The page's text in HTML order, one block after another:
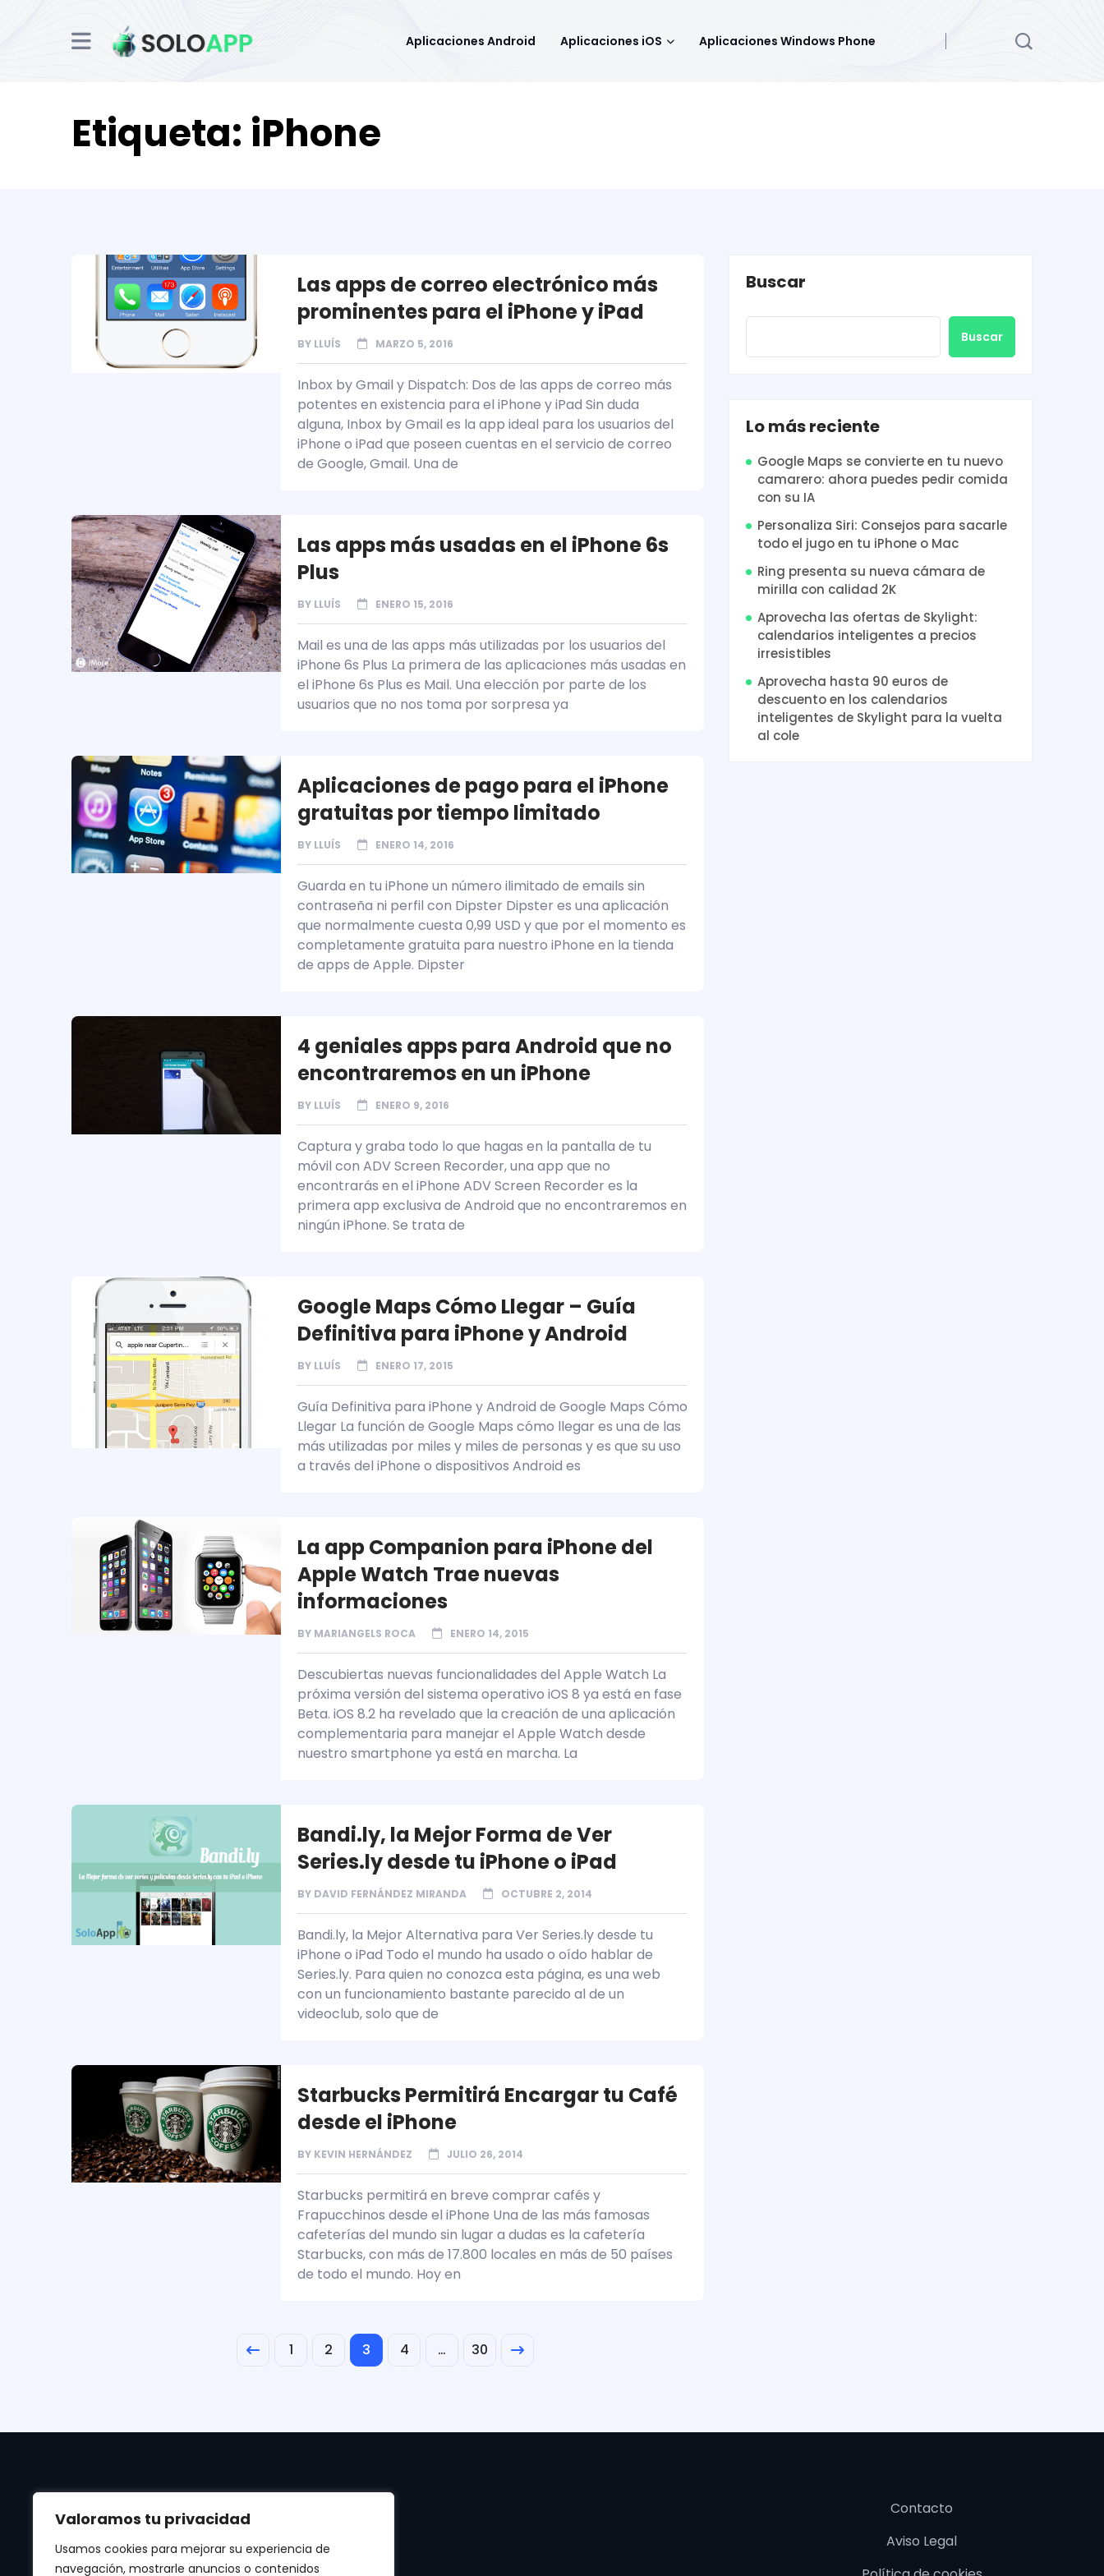
Valoramos tu privacidad
Usamos cookies para mejorar su experiencia de
navegación, mostrarle anuncios o contenidos
Aplicaciones Android Aplicaciones iOS Aplicaciones Windows Phone
Etiqueta: iPhone
Las apps de correo electrónico más
prominentes para el iPhone y iPad
BY LLUÍS MARZO 5, 2016
Inbox by Gmail y Dispatch: Dos de las apps de correo más
potentes en existencia para el iPhone y iPad Sin duda
alguna, Inbox by Gmail es la app ideal para los usuarios del
iPhone o iPad que poseen cuentas en el servicio de correo
de Google, Gmail. Una de
Las apps más usadas en el iPhone 6s
Plus
BY LLUÍS ENERO 15, 2016
Mail es una de las apps más utilizadas por los usuarios del
iPhone 6s Plus La primera de las aplicaciones más usadas en
el iPhone 6s Plus es Mail. Una elección por parte de los
usuarios que no nos toma por sorpresa ya
Aplicaciones de pago para el iPhone
gratuitas por tiempo limitado
BY LLUÍS ENERO 14, 2016
Guarda en tu iPhone un número ilimitado de emails sin
contraseña ni perfil con Dipster Dipster es una aplicación
que normalmente cuesta 0,99 USD y que por el momento es
completamente gratuita para nuestro iPhone en la tienda
de apps de Apple. Dipster
4 geniales apps para Android que no
encontraremos en un iPhone
BY LLUÍS ENERO 9, 2016
Captura y graba todo lo que hagas en la pantalla de tu
móvil con ADV Screen Recorder, una app que no
encontrarás en el iPhone ADV Screen Recorder es la
primera app exclusiva de Android que no encontraremos en
ningún iPhone. Se trata de
Google Maps Cómo Llegar – Guía
Definitiva para iPhone y Android
BY LLUÍS ENERO 17, 2015
Guía Definitiva para iPhone y Android de Google Maps Cómo
Llegar La función de Google Maps cómo llegar es una de las
más utilizadas por miles y miles de personas y es que su uso
a través del iPhone o dispositivos Android es
La app Companion para iPhone del
Apple Watch Trae nuevas
informaciones
BY MARIANGELS ROCA ENERO 14, 2015
Descubiertas nuevas funcionalidades del Apple Watch La
próxima versión del sistema operativo iOS 8 ya está en fase
Beta. iOS 8.2 ha revelado que la creación de una aplicación
complementaria para manejar el Apple Watch desde
nuestro smartphone ya está en marcha. La
Bandi.ly, la Mejor Forma de Ver
Series.ly desde tu iPhone o iPad
BY DAVID FERNÁNDEZ MIRANDA OCTUBRE 2, 2014
Bandi.ly, la Mejor Alternativa para Ver Series.ly desde tu
iPhone o iPad Todo el mundo ha usado o oído hablar de
Series.ly. Para quien no conozca esta página, es una web
con un funcionamiento bastante parecido al de un
videoclub, solo que de
Starbucks Permitirá Encargar tu Café
desde el iPhone
BY KEVIN HERNÁNDEZ JULIO 26, 2014
Starbucks permitirá en breve comprar cafés y
Frapucchinos desde el iPhone Una de las más famosas
cafeterías del mundo sin lugar a dudas es la cafetería
Starbucks, con más de 17.800 locales en más de 50 países
de todo el mundo. Hoy en
1 2 3 4 … 30
Buscar
Buscar
Lo más reciente
Google Maps se convierte en tu nuevo
camarero: ahora puedes pedir comida
con su IA
Personaliza Siri: Consejos para sacarle
todo el jugo en tu iPhone o Mac
Ring presenta su nueva cámara de
mirilla con calidad 2K
Aprovecha las ofertas de Skylight:
calendarios inteligentes a precios
irresistibles
Aprovecha hasta 90 euros de
descuento en los calendarios
inteligentes de Skylight para la vuelta
al cole
Contacto
Aviso Legal